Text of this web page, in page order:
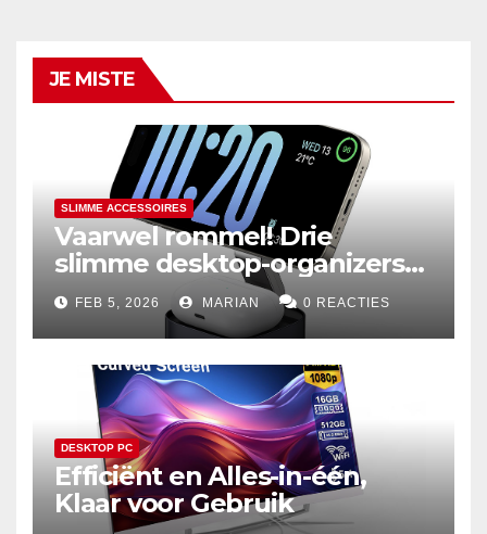
JE MISTE
SLIMME ACCESSOIRES
Vaarwel rommel! Drie
slimme desktop-organizers
voor een efficiënter leven
FEB 5, 2026 MARIAN 0 REACTIES
DESKTOP PC
Efficiënt en Alles-in-één,
Klaar voor Gebruik